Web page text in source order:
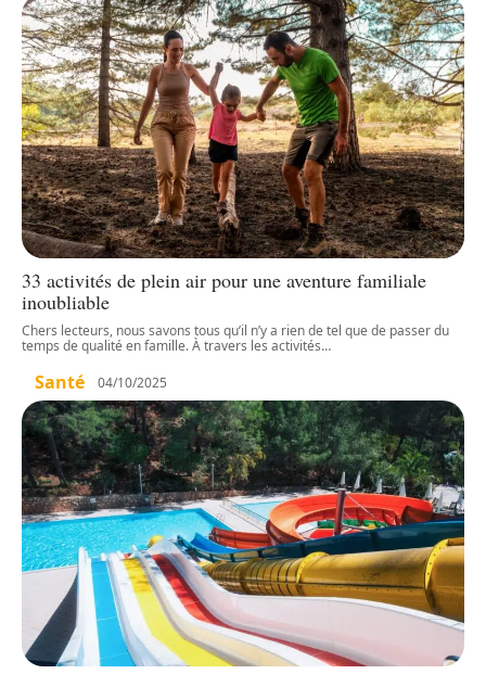
33 activités de plein air pour une aventure familiale
inoubliable
Chers lecteurs, nous savons tous qu’il n’y a rien de tel que de passer du
temps de qualité en famille. À travers les activités…
Santé 04/10/2025